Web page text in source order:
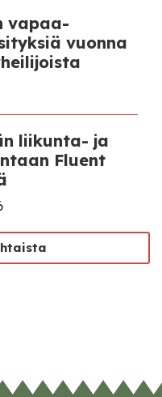
vapaa-
vuonna
liikunta- ja
Fluent